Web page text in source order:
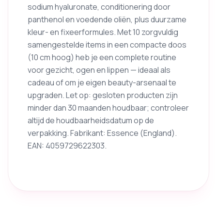
sodium hyaluronate, conditionering door
panthenol en voedende oliën, plus duurzame
kleur- en fixeerformules. Met 10 zorgvuldig
samengestelde items in een compacte doos
(10 cm hoog) heb je een complete routine
voor gezicht, ogen en lippen — ideaal als
cadeau of om je eigen beauty-arsenaal te
upgraden. Let op: gesloten producten zijn
minder dan 30 maanden houdbaar; controleer
altijd de houdbaarheidsdatum op de
verpakking. Fabrikant: Essence (England).
EAN: 4059729622303.